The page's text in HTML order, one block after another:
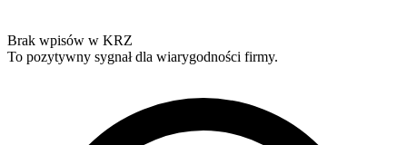
Brak wpisów w KRZ
To pozytywny sygnał dla wiarygodności firmy.